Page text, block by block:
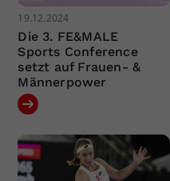
19.12.2024
Die 3. FE&MALE
Sports Conference
setzt auf Frauen- &
Männerpower